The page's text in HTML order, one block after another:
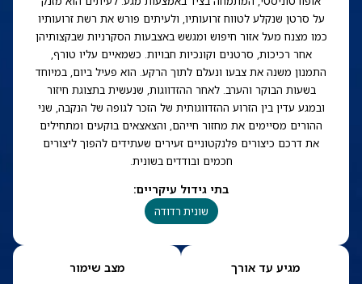
על סרטן שנקלע לטווח זרועותיו, ולעיתים פורש את רשת זרועותיו
כמו מצנח מעל אזור חיפוש ומגשש באצבעות הסקרניות שבקצותיהן
אחר רכיכות, סרטנים וקונכיות חבויות. כשמאיים עליו טורף,
התמנון משנה את צבעו ונעלם לתוך הרקע. הוא פעיל ביום, במיוחד
בשעות הבוקר והערב. לאחר ההזדווגות, שנעשית בתצוגת חיזור
ובמגע עדין בין הזרוע ההזדווגותית של הזכר לגופה של הנקבה, שני
ההורים מסיימים את מחזור חייהם, והצאצאים בוקעים ומתחילים
את דרכם כיצורים פלנקטוניים זעירים שעתידים להפוך ליצורים
חכמים ובודדים בשונית.
בתי גידול עיקריים:
שונית רדודה
מגיע עד אורך מצב שימור